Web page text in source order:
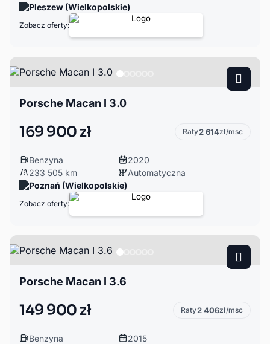
Pleszew (Wielkopolskie)
Zobacz oferty:
Porsche Macan I 3.0
169 900 zł Raty2 614zł/msc
Benzyna
2020
233 505 km
Automatyczna
Poznań (Wielkopolskie)
Zobacz oferty:
Porsche Macan I 3.6
149 900 zł Raty2 406zł/msc
Benzyna
2015